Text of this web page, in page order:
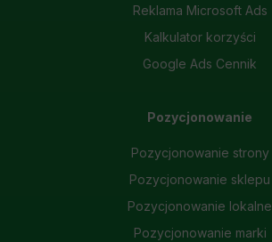
Reklama Microsoft Ads
Kalkulator korzyści
Google Ads Cennik
Pozycjonowanie
Pozycjonowanie strony
Pozycjonowanie sklepu
Pozycjonowanie lokalne
Pozycjonowanie marki